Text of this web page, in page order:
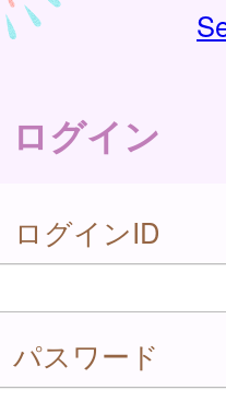
ログイン
ログインID
パスワード